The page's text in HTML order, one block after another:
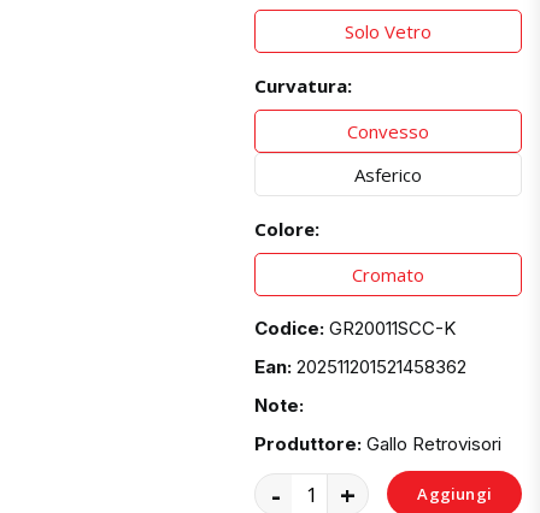
Solo Vetro
Curvatura:
Convesso
Asferico
Colore:
Cromato
Codice: GR20011SCC-K
Ean: 202511201521458362
Note:
Produttore: Gallo Retrovisori
- + Aggiungi